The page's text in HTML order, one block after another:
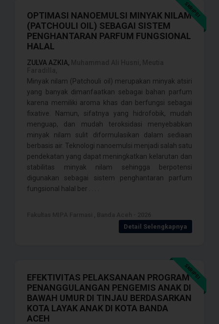
SKRIPSI
OPTIMASI NANOEMULSI MINYAK NILAM
(PATCHOULI OIL) SEBAGAI SISTEM
PENGHANTARAN PARFUM FUNGSIONAL
HALAL
ZULVA AZKIA,
Minyak nilam (Patchouli oil) merupakan minyak atsiri
yang banyak dimanfaatkan sebagai bahan parfum
karena memiliki aroma khas dan berfungsi sebagai
fixative. Namun, sifatnya yang hidrofobik, mudah
menguap, dan mudah teroksidasi menyebabkan
minyak nilam sulit diformulasikan dalam sediaan
berbasis air. Teknologi nanoemulsi menjadi salah satu
pendekatan yang dapat meningkatkan kelarutan dan
stabilitas minyak nilam sehingga berpotensi
digunakan sebagai sistem penghantaran parfum
fungsional halal ber . . . .
Detail Selengkapnya
SKRIPSI
EFEKTIVITAS PELAKSANAAN PROGRAM
PENANGGULANGAN PENGEMIS ANAK DI
BAWAH UMUR DI TINJAU BERDASARKAN
KOTA LAYAK ANAK DI KOTA BANDA
ACEH